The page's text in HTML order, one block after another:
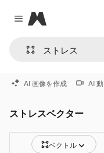
Close menu
Magnific
AI 画像を作成 AI
ストレスベクター
ベクトル